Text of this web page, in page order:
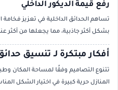
رفع قيمة الديكور الداخلي
تساهم الحدائق الداخلية في تعزيز فخامة
بشكل أكثر جاذبية، مما يجعلها من أكثر
أفكار مبتكرة لـ تنسيق
تتنوع التصاميم وفقًا لمساحة المكان
المنازل حرية كبيرة في اختيار الشكل